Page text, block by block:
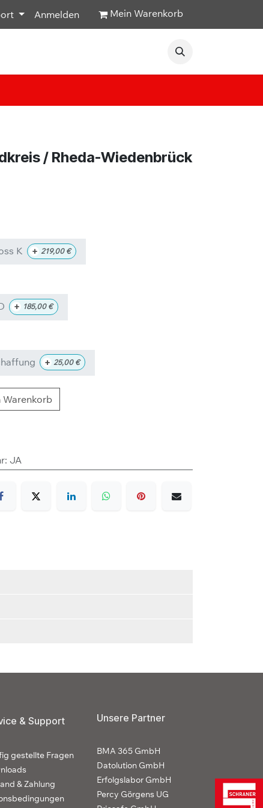
Anmelden Mein Warenkorb
/ Rheda-Wiedenbrück
K + 219,00€
+ 185,00€
+ 25,00€
Warenkorb
: JA
& Support
gestellte Fragen
& Zahlung
Unsere Partner
BMA 365 GmbH
Datolution GmbH
Erfolgslabor GmbH
Percy Görgens UG